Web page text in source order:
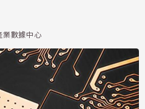
數據中心